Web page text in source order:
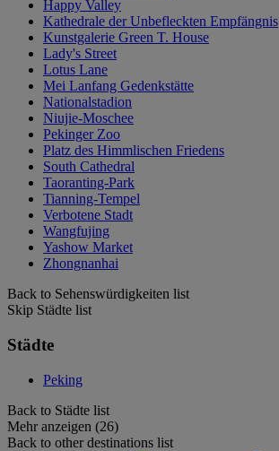
Happy Valley
Kathedrale der Unbefleckten Empfängnis
Kunstgalerie Green T. House
Lady's Street
Lotus Lane
Mei Lanfang Gedenkstätte
Nationalstadion
Niujie-Moschee
Pekinger Zoo
Platz des Himmlischen Friedens
South Cathedral
Taoranting-Park
Tianning-Tempel
Verbotene Stadt
Wangfujing
Yashow Market
Zhongnanhai
Back to Sehenswürdigkeiten list
Skip Städte list
Städte
Peking
Back to Städte list
Mehr anzeigen (26)
Back to other destinations list